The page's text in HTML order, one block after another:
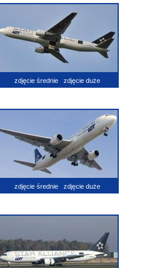
zdjęcie średnie zdjęcie duże
zdjęcie średnie zdjęcie duże